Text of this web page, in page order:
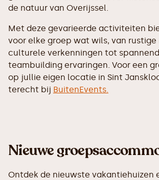
de natuur van Overijssel.
Met deze gevarieerde activiteiten
voor elke groep wat wils, van
culturele verkenningen tot
teambuilding ervaringen. Voor een
op jullie eigen locatie in Sint
terecht bij BuitenEvents.
Nieuwe
Ontdek de nieuwste vakantiehuizen